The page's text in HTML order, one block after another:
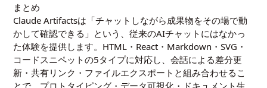
まとめ
Claude Artifactsは「チャットしながら成果物をその場で動
かして確認できる」という、従来のAIチャットにはなかっ
た体験を提供します。HTML・React・Markdown・SVG・
コードスニペットの5タイプに対応し、会話による差分更
新・共有リンク・ファイルエクスポートと組み合わせるこ
とで、プロトタイピング・データ可視化・ドキュメント生